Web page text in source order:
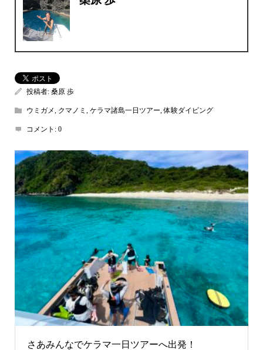
投稿者: 桑原 歩
ウミガメ, クマノミ , ケラマ諸島一日ツアー,体験ダイビング
コメント: 0
さあみんなでケラマ一日ツアーへ出発！